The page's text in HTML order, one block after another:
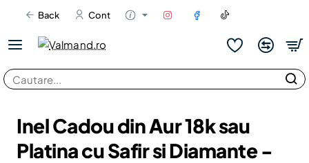
Back Cont
Cautare...
Inel Cadou din Aur 18k sau
Platina cu Safir si Diamante -